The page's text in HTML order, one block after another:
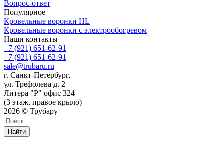
Вопрос-ответ
Популярное
Кровельные воронки HL
Кровельные воронки с электрообогревом
Наши контакты
+7 (921) 651-62-91
+7 (921) 651-62-91
sale@trubaru.ru
г. Санкт-Петербург,
ул. Трефолева д. 2
Литера "Р" офис 324
(3 этаж, правое крыло)
2026 © Трубару
Найти